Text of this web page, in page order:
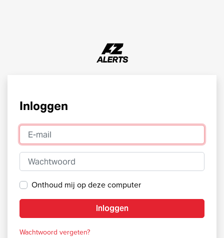
Inloggen
E-mail
Wachtwoord
Onthoud mij op deze computer
Inloggen
Wachtwoord vergeten?